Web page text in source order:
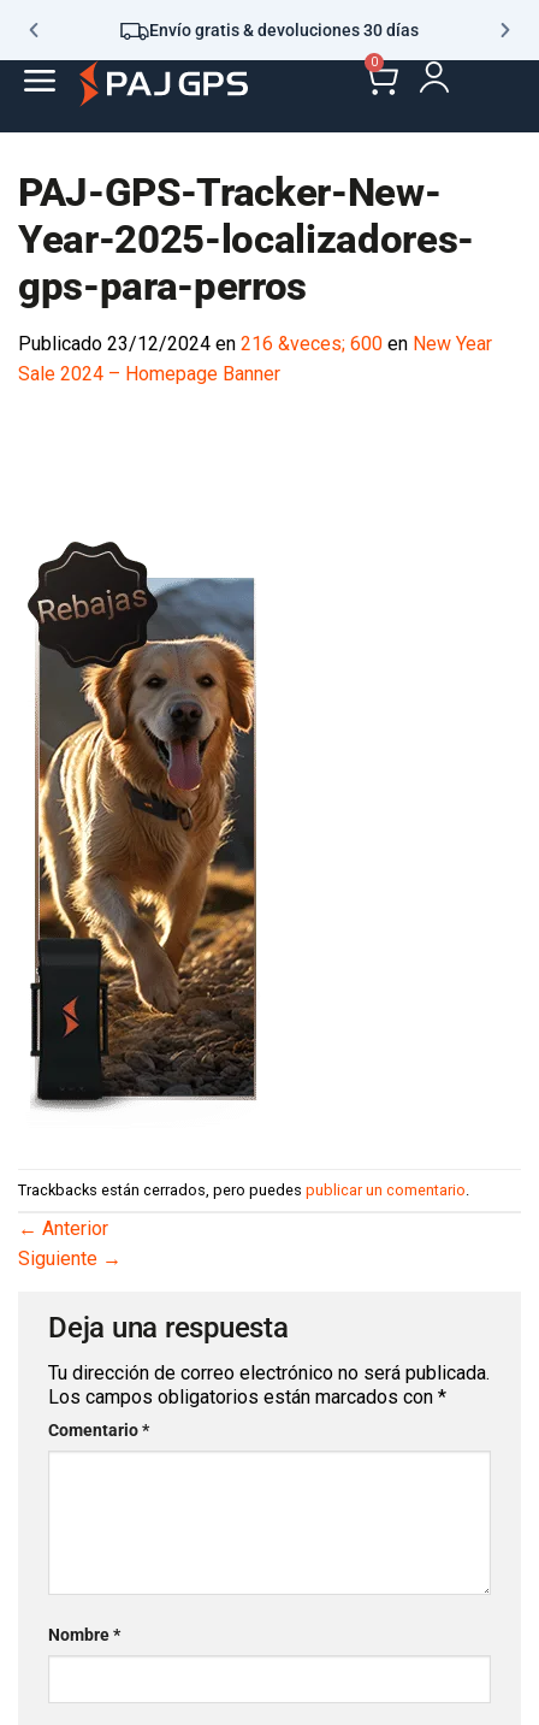
Envío gratis & devoluciones 30 días
0
PAJ-GPS-Tracker-New-
Year-2025-localizadores-
gps-para-perros
Publicado 23/12/2024 en 216 &veces; 600 en New Year
Sale 2024 – Homepage Banner
Trackbacks están cerrados, pero puedes publicar un comentario
← Anterior
Siguiente →
Deja una respuesta
Tu dirección de correo electrónico no será publicada.
Los campos obligatorios están marcados con *
Comentario*
Nombre*